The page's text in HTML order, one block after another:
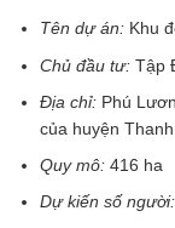
Tên dự án:Khu
Chủ đầu tư: Tập
Địa chỉ:Phú
của huyện
Quy mô:416 ha
Dự kiến số người: